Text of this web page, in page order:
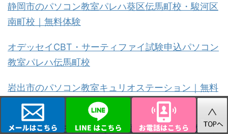
静岡市のパソコン教室パレハ葵区伝馬町校・駿河区
南町校｜無料体験
オデッセイCBT・サーティファイ試験申込パソコン
教室パレハ伝馬町校
岩出市のパソコン教室キュリオステーション｜無料
体験
福岡県福岡市中央区にある「福岡市パソコン教室平